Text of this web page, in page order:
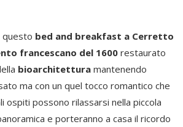
questo bed and breakfast a Cerretto
francescano del 1600 restaurato
bioarchitettura mantenendo
ma con un quel tocco romantico che
ospiti possono rilassarsi nella piccola
e porteranno a casa il ricordo